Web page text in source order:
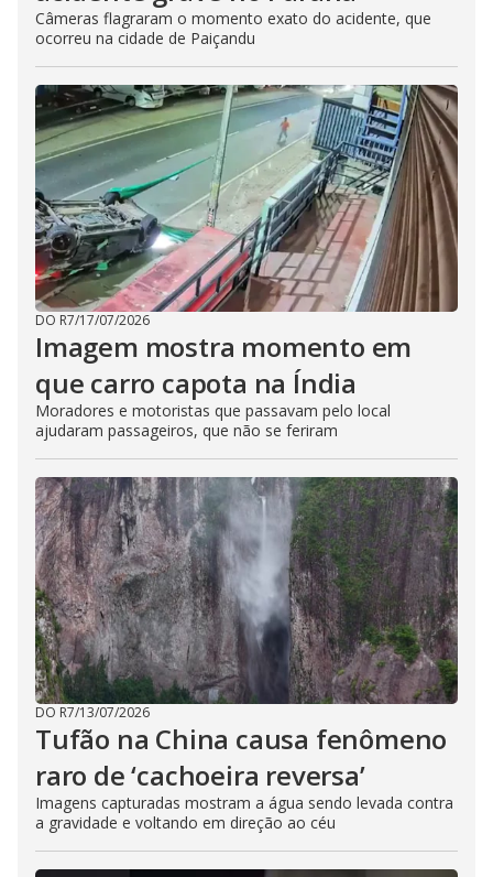
Câmeras flagraram o momento exato do acidente, que
ocorreu na cidade de Paiçandu
DO R7/17/07/2026
Imagem mostra momento em
que carro capota na Índia
Moradores e motoristas que passavam pelo local
ajudaram passageiros, que não se feriram
DO R7/13/07/2026
Tufão na China causa fenômeno
raro de ‘cachoeira reversa’
Imagens capturadas mostram a água sendo levada contra
a gravidade e voltando em direção ao céu